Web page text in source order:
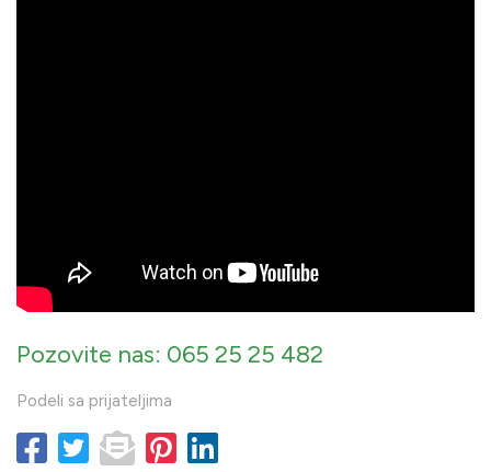
Pozovite nas: 065 25 25 482
Podeli sa prijateljima